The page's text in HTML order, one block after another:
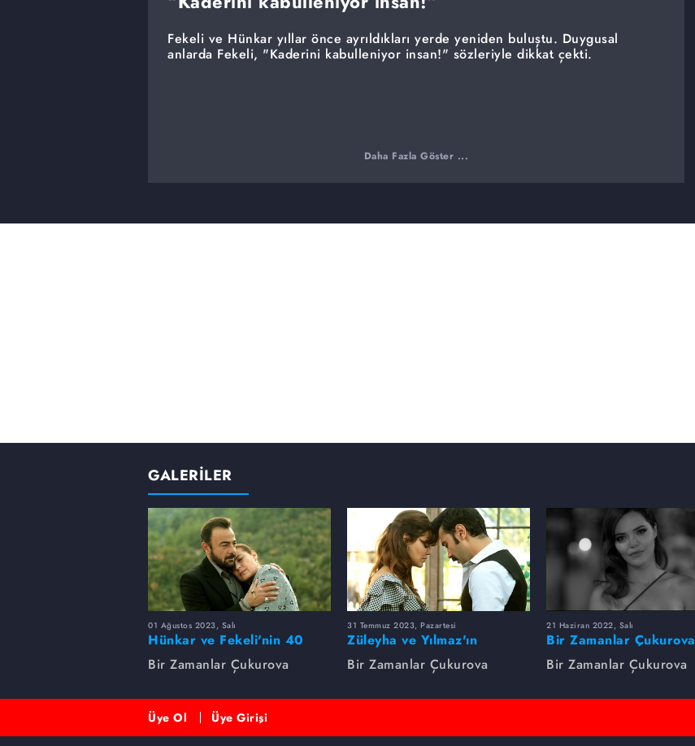
Fekeli ve Hünkar yıllar önce ayrıldıkları yerde yeniden buluştu. Duygusal
anlarda Fekeli, "Kaderini kabulleniyor insan!" sözleriyle dikkat çekti.
Daha Fazla Göster ...
GALERİLER
01 Ağustos 2023, Salı
Hünkar ve Fekeli'nin 40
yıllık sevdası
Bir Zamanlar Çukurova
31 Temmuz 2023, Pazartesi
Züleyha ve Yılmaz'ın
Unutulmaz Aşkı
Bir Zamanlar Çukurova
21 Haziran 2022, Salı
Bir Zamanlar Çukurova
Zaman Makinesi
Bir Zamanlar Çukurova
Üye Ol Üye Girişi